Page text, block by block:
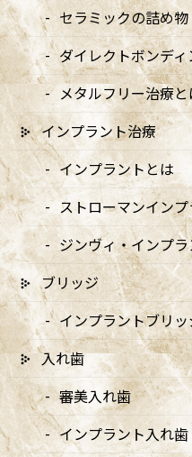
コ
ン
テ
ン
ツ
に
移
動
ナ
ビ
ゲ
ー
シ
ョ
ン
に
移
動 お知らせ
HOME お知らせ TiON（ティ
2025/12/02
item01
セラミックの詰め
ダイレクトボンディ
メタルフリー治療
インプラント治療
インプラントとは
ストローマンイン
ジンヴィ・インプラ
ブリッジ
インプラントブリッ
入れ歯
審美入れ歯
インプラント入れ歯